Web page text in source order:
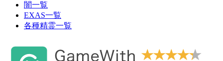
闇一覧
EXAS一覧
各種精霊一覧